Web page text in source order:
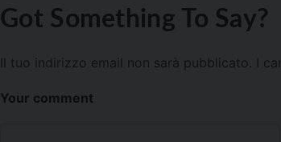
Got Something To Say?
Il tuo indirizzo email non sarà pubblicato. I
Your comment